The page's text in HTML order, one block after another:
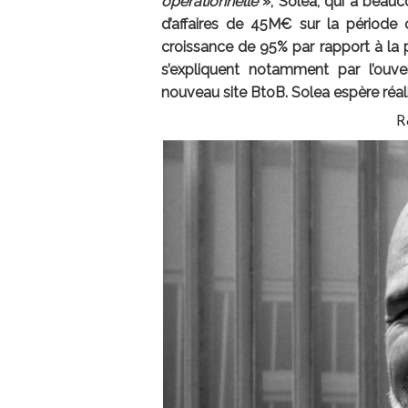
d’affaires de 45M€ sur la
croissance de 95% par rapport à
s’expliquent notamment par
nouveau site BtoB. Solea espère